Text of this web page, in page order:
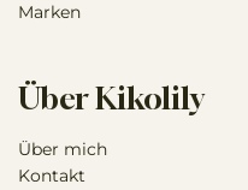
Marken
Über Kikolily
Über mich
Kontakt